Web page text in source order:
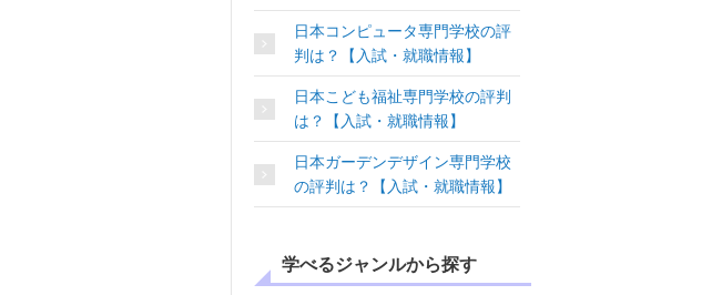
日本コンピュータ専門学校の評
判は？【入試・就職情報】
日本こども福祉専門学校の評判
は？【入試・就職情報】
日本ガーデンデザイン専門学校
の評判は？【入試・就職情報】
学べるジャンルから探す